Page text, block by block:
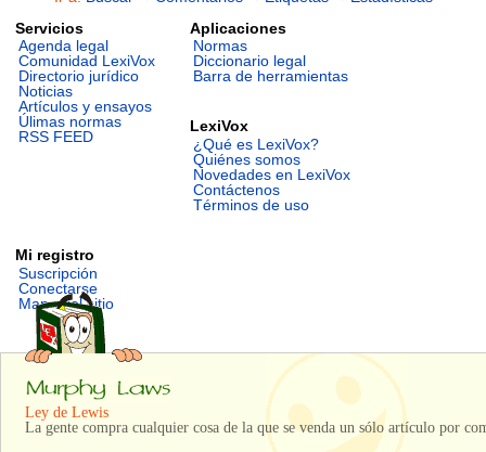
Servicios
Agenda legal
Comunidad LexiVox
Directorio jurídico
Noticias
Artículos y ensayos
Úlimas normas
RSS FEED
Aplicaciones
Normas
Diccionario legal
Barra de herramientas
LexiVox
¿Qué es LexiVox?
Quiénes somos
Novedades en LexiVox
Contáctenos
Términos de uso
Mi registro
Suscripción
Conectarse
Mapa del sitio
Ley de Lewis
La gente compra cualquier cosa de la que se venda un sólo artículo por